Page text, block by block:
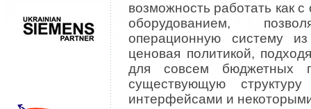
возможность работать как
оборудованием,
операционную систему
ценовая политикой,
для совсем бюджетных
существующую
интерфейсами и